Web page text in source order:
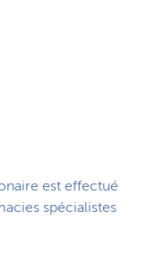
est effectué
spécialistes